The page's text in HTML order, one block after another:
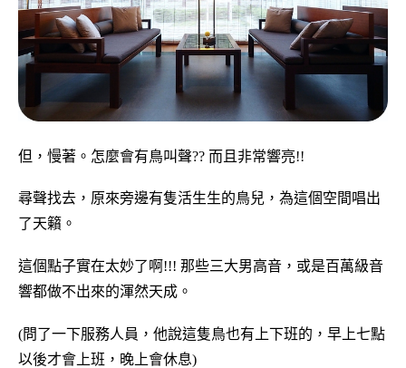
但，慢著。怎麼會有鳥叫聲?? 而且非常響亮!!
尋聲找去，原來旁邊有隻活生生的鳥兒，為這個空間唱出
了天籟。
這個點子實在太妙了啊!!! 那些三大男高音，或是百萬級音
響都做不出來的渾然天成。
(問了一下服務人員，他說這隻鳥也有上下班的，早上七點
以後才會上班，晚上會休息)